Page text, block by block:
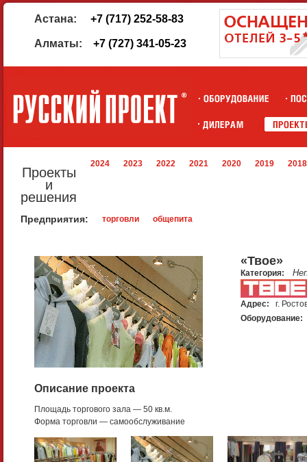
Астана: +7 (717) 252-58-83
Алматы: +7 (727) 341-05-23
Проекты
и
решения
2024 2023 2022 2021 2020 2019 2018
Предприятия: торговли общепита
«Твоe»
Категория:
Адрес:
г.
Оборудование:
Описание проекта
Площадь торгового зала — 50 кв.м.
Форма торговли — самообслуживание